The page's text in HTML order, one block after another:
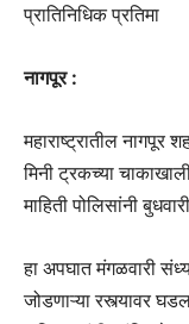
प्रातिनिधिक प्रतिमा
नागपूर :
महाराष्ट्रातील
मिनी ट्रकच्या
माहिती पोलिसांनी
हा अपघात मंगळवारी
जोडणाऱ्या रस्त्यावर